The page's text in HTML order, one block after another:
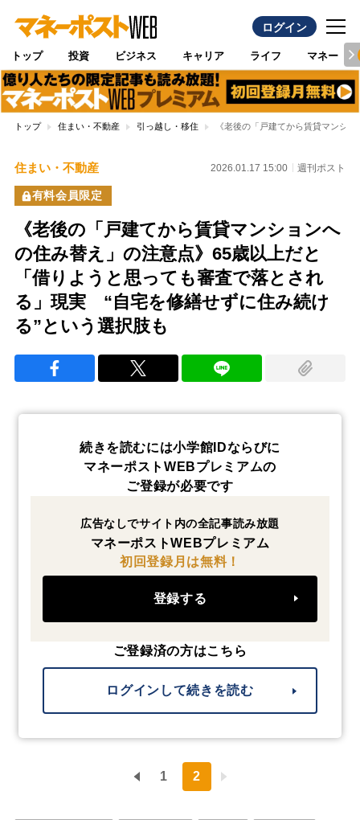
ログイン
トップ 投資 ビジネス キャリア ライフ マネー
トップ 住まい・不動産 引っ越し・移住 《老後の「戸建てから賃貸マンシ
住まい・不動産 2026.01.17 15:00 週刊ポスト
有料会員限定
《老後の「戸建てから賃貸マンションへ
の住み替え」の注意点》65歳以上だと
「借りようと思っても審査で落とされ
る」現実 “自宅を修繕せずに住み続け
る”という選択肢も
続きを読むには小学館IDならびに
マネーポストWEBプレミアムの
ご登録が必要です
広告なしでサイト内の全記事読み放題
マネーポストWEBプレミアム
初回登録月は無料！
登録する
ご登録済の方はこちら
ログインして続きを読む
1 2